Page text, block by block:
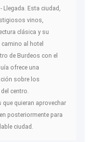
- Llegada. Esta ciudad,
vinos,
clásica y su
camino al hotel
de Burdeos con el
ofrece una
sobre los
centro.
quieran aprovechar
posteriormente para
ciudad.